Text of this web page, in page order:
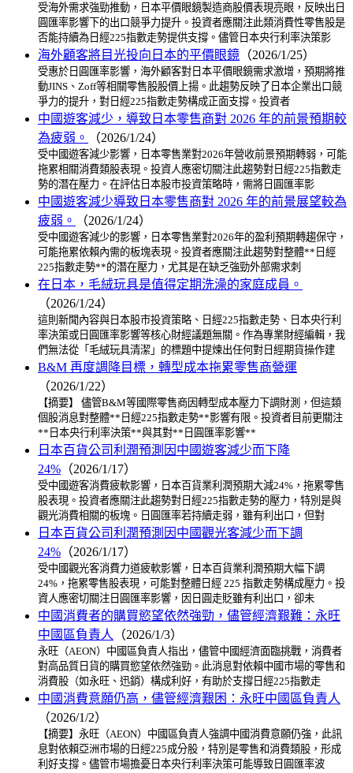
受海外需求強勁推動，日本平價眼鏡製造商股價表現亮眼，反映出日
圓匯率影響下的出口競爭力提升。投資者應關注此類消費性零售股是
否能持續為日經225指數走勢提供支撐。儘管日本央行利率決策影
海外顧客將目光投向日本的平價眼鏡 （2026/1/25）
受惠於日圓匯率影響，海外顧客對日本平價眼鏡需求激增，預期將推
動JINS、Zoff等相關零售股股價上揚。此趨勢反映了日本企業出口競
爭力的提升，對日經225指數走勢構成正面支撐。投資者
中國遊客減少，導致日本零售商對 2026 年的前景預期較
為疲弱。
（2026/1/24）
受中國遊客減少影響，日本零售業對2026年營收前景預期轉弱，可能
拖累相關消費類股表現。投資人應密切關注此趨勢對日經225指數走
勢的潛在壓力。在評估日本股市投資策略時，需將日圓匯率影
中國遊客減少導致日本零售商對 2026 年的前景展望較為
疲弱。
（2026/1/24）
受中國遊客減少的影響，日本零售業對2026年的盈利預期轉趨保守，
可能拖累依賴內需的板塊表現。投資者應關注此趨勢對整體**日經
225指數走勢**的潛在壓力，尤其是在缺乏強勁外部需求刺
在日本，毛絨玩具是值得定期洗澡的家庭成員。
（2026/1/24）
這則新聞內容與日本股市投資策略、日經225指數走勢、日本央行利
率決策或日圓匯率影響等核心財經議題無關。作為專業財經編輯，我
們無法從「毛絨玩具清潔」的標題中提煉出任何對日經期貨操作建
B&M 再度調降目標，轉型成本拖累零售商營運
（2026/1/22）
【摘要】 儘管B&M等國際零售商因轉型成本壓力下調財測，但這類
個股消息對整體**日經225指數走勢**影響有限。投資者目前更關注
**日本央行利率決策**與其對**日圓匯率影響**
日本百貨公司利潤預測因中國遊客減少而下降
24% （2026/1/17）
受中國遊客消費疲軟影響，日本百貨業利潤預期大減24%，拖累零售
股表現。投資者應關注此趨勢對日經225指數走勢的壓力，特別是與
觀光消費相關的板塊。日圓匯率若持續走弱，雖有利出口，但對
日本百貨公司利潤預測因中國觀光客減少而下調
24% （2026/1/17）
受中國觀光客消費力道疲軟影響，日本百貨業利潤預期大幅下調
24%，拖累零售股表現，可能對整體日經 225 指數走勢構成壓力。投
資人應密切關注日圓匯率影響，因日圓走貶雖有利出口，卻未
中國消費者的購買慾望依然強勁，儘管經濟艱難：永旺
中國區負責人
（2026/1/3）
永旺（AEON）中國區負責人指出，儘管中國經濟面臨挑戰，消費者
對高品質日貨的購買慾望依然強勁。此消息對依賴中國市場的零售和
消費股（如永旺、迅銷）構成利好，有助於支撐日經225指數走
中國消費意願仍高，儘管經濟艱困：永旺中國區負責人
（2026/1/2）
【摘要】永旺（AEON）中國區負責人強調中國消費意願仍強，此訊
息對依賴亞洲市場的日經225成分股，特別是零售和消費類股，形成
利好支撐。儘管市場擔憂日本央行利率決策可能導致日圓匯率波